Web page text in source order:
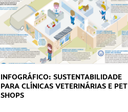
INFOGRÁFICO: SUSTENTABILIDADE
PARA CLÍNICAS VETERINÁRIAS E PET
SHOPS